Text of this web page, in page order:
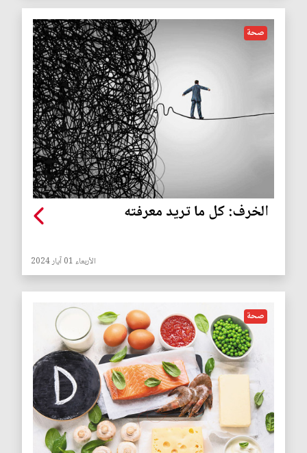
صحة
الخرف: كل ما تريد معرفته
الأربعاء 01 آيار 2024
صحة